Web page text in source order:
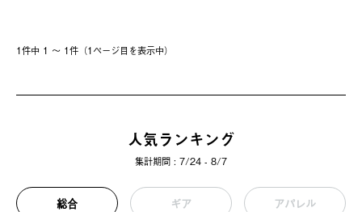
1件中 1 〜 1件（1ページ⽬を表⽰中）
人気ランキング
集計期間 : 7/24 - 8/7
総合 ギア アパレル